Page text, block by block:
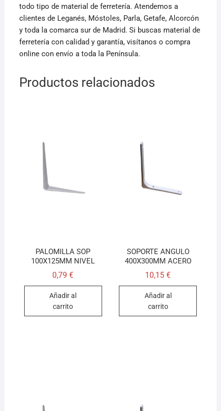
todo tipo de material de ferretería. Atendemos a
clientes de Leganés, Móstoles, Parla, Getafe, Alcorcón
y toda la comarca sur de Madrid. Si buscas material de
ferretería con calidad y garantía, visítanos o compra
online con envío a toda la Península.
Productos relacionados
PALOMILLA SOP
100X125MM NIVEL
0,79€
Añadir al
carrito
SOPORTE ANGULO
400X300MM ACERO
10,15€
Añadir al
carrito